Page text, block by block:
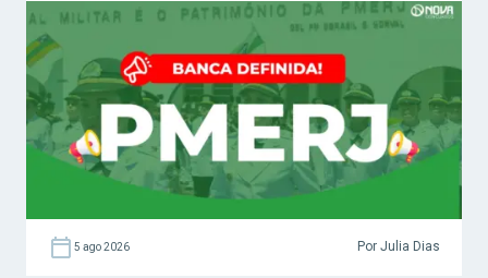
5 ago 2026 Por Julia Dias